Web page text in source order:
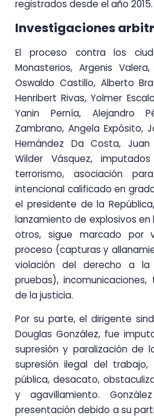
registrados desde el año 2015.
Investigaciones
El proceso contra los
Monasterios, Argenis
Oswaldo Castillo, Alberto
Henribert Rivas, Yolmer
Yanin Pernía, Alejandro
Zambrano, Angela Expósito,
Hernández Da Costa,
Wilder Vásquez,
terrorismo, asociación
intencional calificado en
el presidente de la
lanzamiento de explosivos en
otros, sigue marcado por
proceso (capturas y
violación del derecho a
pruebas),
de la justicia.
Por su parte, el dirigente
Douglas González, fue
supresión y paralización de
supresión ilegal del
pública, desacato,
y agavillamiento.
presentación debido a su